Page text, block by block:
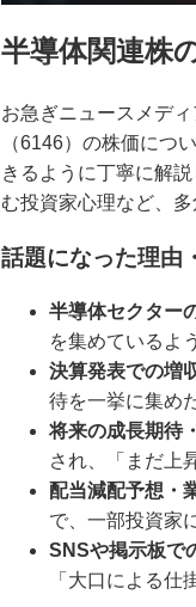
半導体関連株
お急ぎニュースメデ
（6146）の株価につ
きるように丁寧に解
む投資家心理など、
話題になった理由
半導体セクター
を集めているよ
決算発表での増
待を一挙に集め
将来の成長期待
され、「まだ上
配当減配予想・
で、一部投資家
SNSや掲示板で
「大口による仕